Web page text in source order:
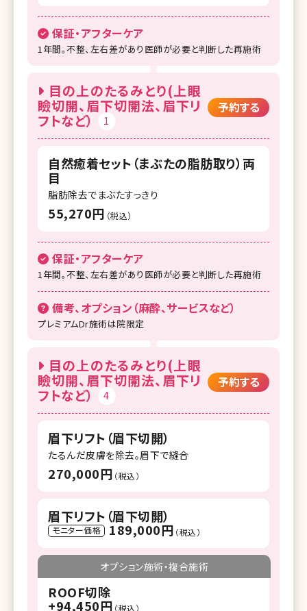
湘南美容クリニック 大阪堺東院
湘南美容クリニック 福岡院
湘南美容クリニック 久留米院
湘南美容クリニック 鹿児島中央院
保証・アフターケア
1年間。不整、左右差があり医師が必要と判断した再施術
目の上のたるみとり(上眼
瞼切開、眉下切開法、眉下リ
フトなど）
1
予約する
自然癒着セット（まぶたの脂肪取り）両
目
脂肪除去でまぶたすっきり
55,270円 （税込）
保証・アフターケア
1年間。不整、左右差があり医師が必要と判断した再施術
備考、オプション（麻酔、サービスなど）
プレミアムDr施術は院限定
目の上のたるみとり(上眼
瞼切開、眉下切開法、眉下リ
フトなど）
4
予約する
眉下リフト（眉下切開）
たるんだ皮膚を除去。眉下で縫合
270,000円 （税込）
眉下リフト（眉下切開）
モニター価格 189,000円 （税込）
オプション施術・複合施術
ROOF切除
+94,450円 （税込）